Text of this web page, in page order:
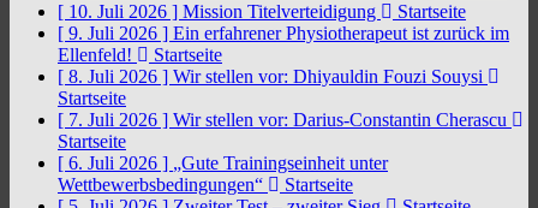
[ 10. Juli 2026 ] Mission Titelverteidigung
Startseite
[ 9. Juli 2026 ] Ein erfahrener Physiotherapeut ist zurück im
Ellenfeld!
Startseite
[ 8. Juli 2026 ] Wir stellen vor: Dhiyauldin Fouzi Souysi
Startseite
[ 7. Juli 2026 ] Wir stellen vor: Darius-Constantin Cherascu
Startseite
[ 6. Juli 2026 ] „Gute Trainingseinheit unter
Wettbewerbsbedingungen“
Startseite